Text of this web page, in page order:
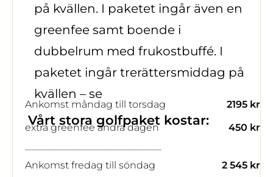
på kvällen. I paketet ingår även en
greenfee samt boende i
dubbelrum med frukostbuffé. I
paketet ingår trerättersmiddag på
kvällen – se
menyer.
Vårt stora golfpaket kostar:
Ankomst måndag till torsdag
2195 kr
extra greenfee andra dagen
450 kr
--------------------------------------------------------
Ankomst fredag till söndag
2 545 kr